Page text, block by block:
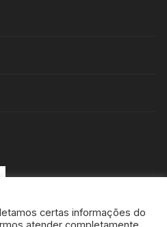
certas informações do